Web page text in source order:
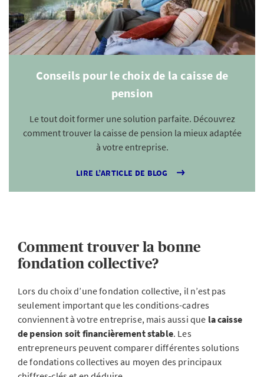
Conseils pour le choix de la caisse de
pension
Le tout doit former une solution parfaite. Découvrez
comment trouver la caisse de pension la mieux adaptée
à votre entreprise.
LIRE L’ARTICLE DE BLOG
Comment trouver la bonne
fondation collective?
Lors du choix d’une fondation collective, il n’est pas
seulement important que les conditions-cadres
conviennent à votre entreprise, mais aussi que la caisse
de pension soit financièrement stable. Les
entrepreneurs peuvent comparer différentes solutions
de fondations collectives au moyen des principaux